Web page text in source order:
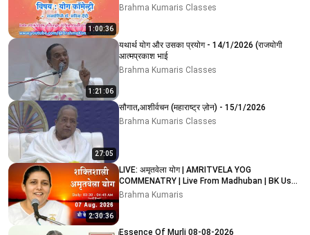
1:00:36
Brahma Kumaris Classes
1:21:06
यथार्थ योग और उसका प्रयोग - 14/1/2026 (राजयोगी
आत्मप्रकाश भाई
Brahma Kumaris Classes
27:05
सौगात,आशीर्वचन (महाराष्ट्र ज़ोन) - 15/1/2026
Brahma Kumaris Classes
2:30:36
LIVE: अमृतवेला योग | AMRITVELA YOG
COMMENATRY | Live From Madhuban | BK Usha
Didi Ji | 07/08/2026
Brahma Kumaris
Essence Of Murli 08-08-2026